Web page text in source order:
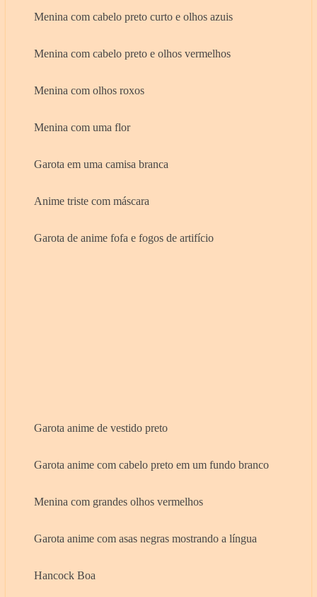
Menina com cabelo preto curto e olhos azuis
Menina com cabelo preto e olhos vermelhos
Menina com olhos roxos
Menina com uma flor
Garota em uma camisa branca
Anime triste com máscara
Garota de anime fofa e fogos de artifício
Garota anime de vestido preto
Garota anime com cabelo preto em um fundo branco
Menina com grandes olhos vermelhos
Garota anime com asas negras mostrando a língua
Hancock Boa